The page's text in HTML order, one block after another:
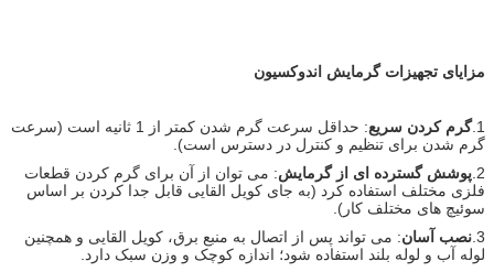
مزایای تجهیزات گرمایش اندوکسیون
1. گرم کردن سریع
: حداقل سرعت گرم شدن کمتر از 1 ثانیه است (سرعت
گرم شدن برای تنظیم و کنترل در دسترس است).
2. پوشش گسترده ای از گرمایش: می توان از آن برای گرم کردن قطعات
فلزی مختلف استفاده کرد (به جای کویل القایی قابل جدا کردن بر اساس
سوئیچ های مختلف کار).
3. نصب آسان: می تواند پس از اتصال به منبع برق، کویل القایی و همچنین
لوله آب و لوله بلند استفاده شود؛ اندازه کوچک و وزن سبک دارد.